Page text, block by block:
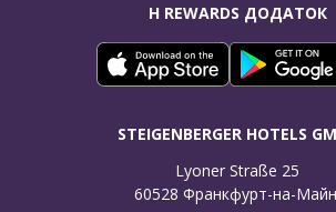
H REWARDS ДОДАТОК
STEIGENBERGER HOTELS
Lyoner Straße 25
60528 Франкфурт-на-